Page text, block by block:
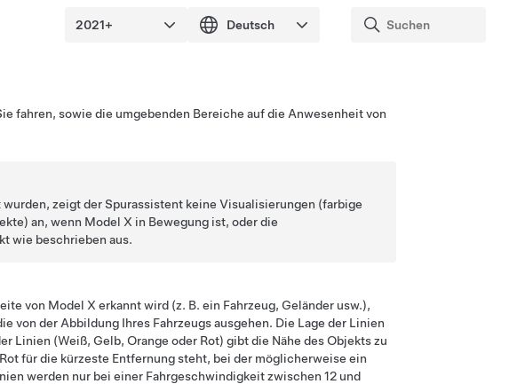
fahren, sowie die umgebenden Bereiche auf die Anwesenheit von
zeigt der Spurassistent keine Visualisierungen (farbige
an, wenn Model X in Bewegung ist, oder die
wie beschrieben aus.
von Model X erkannt wird (z. B. ein Fahrzeug, Geländer usw.),
von der Abbildung Ihres Fahrzeugs ausgehen. Die Lage der Linien
Linien (Weiß, Gelb, Orange oder Rot) gibt die Nähe des Objekts zu
für die kürzeste Entfernung steht, bei der möglicherweise ein
werden nur bei einer Fahrgeschwindigkeit zwischen 12 und